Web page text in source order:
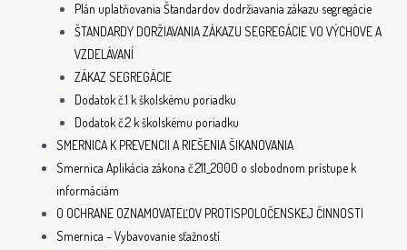
Plán uplatňovania Štandardov dodržiavania zákazu segregácie
ŠTANDARDY DORŽIAVANIA ZÁKAZU SEGREGÁCIE VO VÝCHOVE A
VZDELÁVANÍ
ZÁKAZ SEGREGÁCIE
Dodatok č.1 k školskému poriadku
Dodatok č.2 k školskému poriadku
SMERNICA K PREVENCII A RIEŠENIA ŠIKANOVANIA
Smernica Aplikácia zákona č.211_2000 o slobodnom prístupe k
informáciám
O OCHRANE OZNAMOVATEĽOV PROTISPOLOČENSKEJ ČINNOSTI
Smernica – Vybavovanie sťažností